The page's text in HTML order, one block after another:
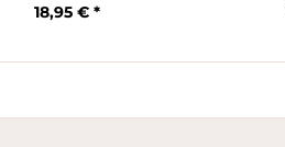
18,95 € *